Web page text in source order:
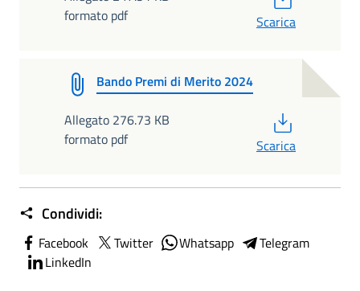
formato pdf
Scarica
Bando Premi di Merito 2024
Allegato 276.73 KB
formato pdf
Scarica
Condividi:
Facebook Twitter Whatsapp
Telegram
LinkedIn